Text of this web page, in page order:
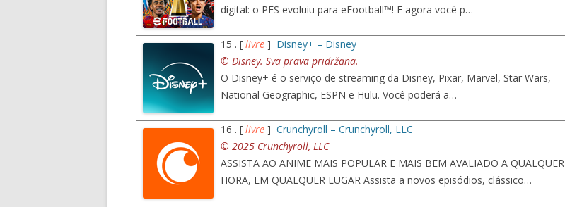
digital: o PES evoluiu para eFootball™! E agora você p…
15 . [ livre ] Disney+ – Disney
© Disney. Sva prava pridržana.
O Disney+ é o serviço de streaming da Disney, Pixar, Marvel, Star Wars,
National Geographic, ESPN e Hulu. Você poderá a…
16 . [ livre ] Crunchyroll – Crunchyroll, LLC
© 2025 Crunchyroll, LLC
ASSISTA AO ANIME MAIS POPULAR E MAIS BEM AVALIADO A QUALQUER
HORA, EM QUALQUER LUGAR Assista a novos episódios, clássico…